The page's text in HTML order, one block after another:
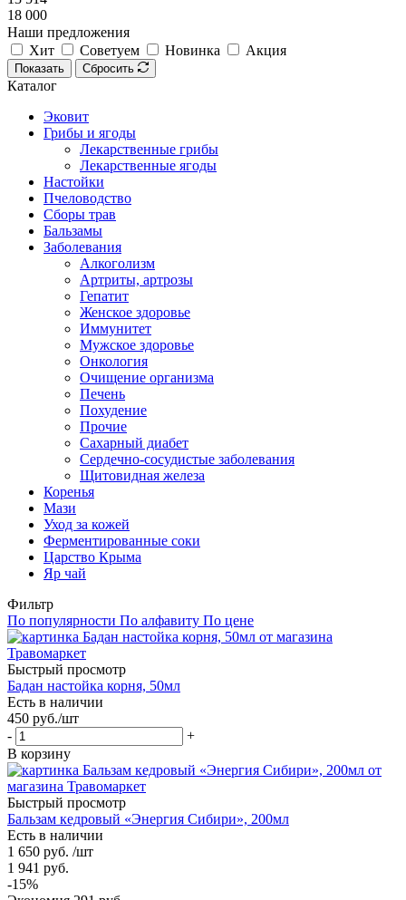
18 000
Наши предложения
Хит
Советуем Новинка Акция
Показать Сбросить
Каталог
Эковит
Грибы и ягоды
Лекарственные грибы
Лекарственные ягоды
Настойки
Пчеловодство
Сборы трав
Бальзамы
Заболевания
Алкоголизм
Артриты, артрозы
Гепатит
Женское здоровье
Иммунитет
Мужское здоровье
Онкология
Очищение организма
Печень
Похудение
Прочие
Сахарный диабет
Сердечно-сосудистые заболевания
Щитовидная железа
Коренья
Мази
Уход за кожей
Ферментированные соки
Царство Крыма
Яр чай
Фильтр
По популярности По алфавиту По цене
Быстрый просмотр
Бадан настойка корня, 50мл
Есть в наличии
450 руб./шт
-
+
В корзину
Быстрый просмотр
Бальзам кедровый «Энергия Сибири», 200мл
Есть в наличии
1 650 руб. /шт
1 941 руб.
-15%